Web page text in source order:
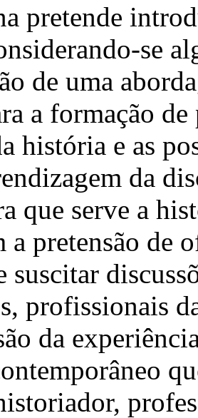
pretende
se
de uma
a formação
história e as
da
que serve a
a pretensão de
suscitar
profissionais
da